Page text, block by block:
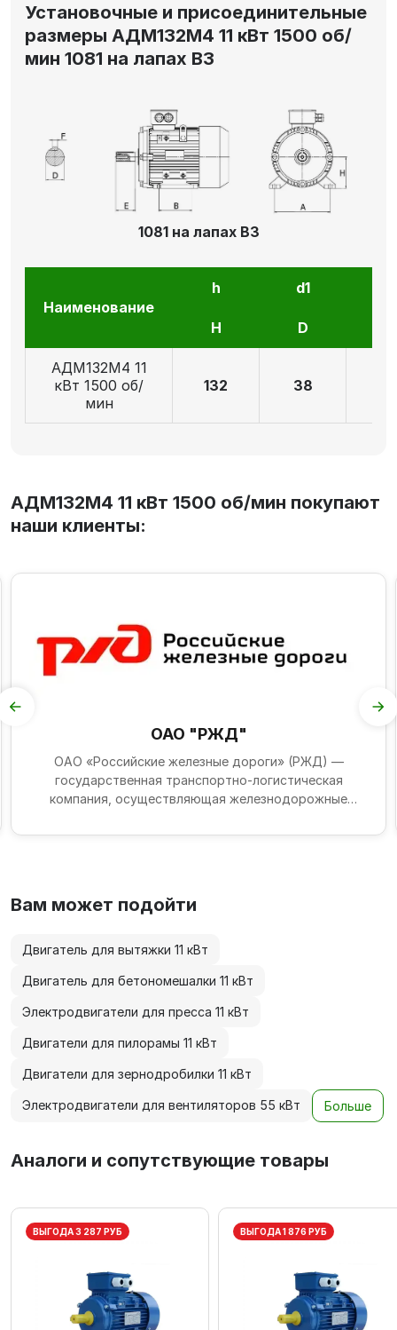
Установочные и присоединительные
размеры АДМ132М4 11 кВт 1500 об/
мин 1081 на лапах В3
1081 на лапах В3
Наименование
h d1
H D
АДМ132М4 11
кВт 1500 об/
мин
132 38
АДМ132М4 11 кВт 1500 об/мин покупают
наши клиенты:
ОАО "РЖД"
ОАО «Российские железные дороги» (РЖД) —
государственная транспортно-логистическая
компания, осуществляющая железнодорожные
Вам может подойти
Двигатель для вытяжки 11 кВт
Двигатель для бетономешалки 11 кВт
Электродвигатели для пресса 11 кВт
Двигатели для пилорамы 11 кВт
Двигатели для зернодробилки 11 кВт
Электродвигатели для вентиляторов 55 кВт Больше
Аналоги и сопутствующие товары
ВЫГОДА 3 287 РУБ ВЫГОДА 1 876 РУБ